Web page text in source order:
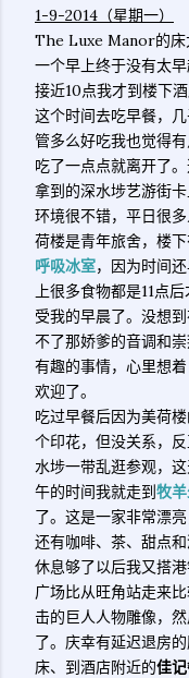
1-9-2014（星期一）
The Luxe Manor的床
一个早上终于没有太
接近10点我才到楼下
这个时间去吃早餐，
管多么好吃我也觉得
吃了一点点就离开了
拿到的深水埗艺游街
环境很不错，平日很
荷楼是青年旅舍，楼
呼吸冰室，因为时间
上很多食物都是11点
受我的早晨了。没想
不了那娇爹的音调和
有趣的事情，心里想
欢迎了。
吃过早餐后因为美荷
个印花，但没关系，
水埗一带乱逛参观，
午的时间我就走到牧
了。这是一家非常漂
还有咖啡、茶、甜点
休息够了以后我又搭
广场比从旺角站走来
击的巨人人物雕像，
了。庆幸有延迟退房
床、到酒店附近的佳